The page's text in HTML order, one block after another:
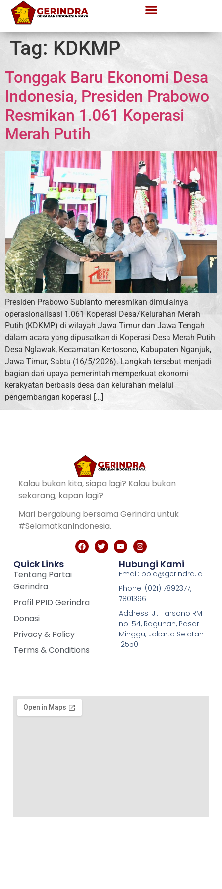
Tag: KDKMP
Tonggak Baru Ekonomi Desa
Indonesia, Presiden Prabowo
Resmikan 1.061 Koperasi
Merah Putih
Presiden Prabowo Subianto meresmikan dimulainya
operasionalisasi 1.061 Koperasi Desa/Kelurahan Merah
Putih (KDKMP) di wilayah Jawa Timur dan Jawa Tengah
dalam acara yang dipusatkan di Koperasi Desa Merah Putih
Desa Nglawak, Kecamatan Kertosono, Kabupaten Nganjuk,
Jawa Timur, Sabtu (16/5/2026). Langkah tersebut menjadi
bagian dari upaya pemerintah memperkuat ekonomi
kerakyatan berbasis desa dan kelurahan melalui
pengembangan koperasi […]
Kalau bukan kita, siapa lagi? Kalau bukan
sekarang, kapan lagi?
Mari bergabung bersama Gerindra untuk
#SelamatkanIndonesia.
Quick Links
Tentang Partai
Gerindra
Profil PPID Gerindra
Donasi
Privacy & Policy
Terms & Conditions
Hubungi Kami
Email: ppid@gerindra.id
Phone: (021) 7892377,
7801396
Address: Jl. Harsono RM
no. 54, Ragunan, Pasar
Minggu, Jakarta Selatan
12550